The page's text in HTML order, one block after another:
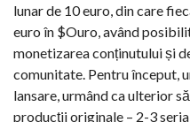
lunar de 10 euro, din care
euro în $Ouro, având
monetizarea conținutului și
comunitate. Pentru început,
lansare, urmând ca ulterior
producții originale – 2-3